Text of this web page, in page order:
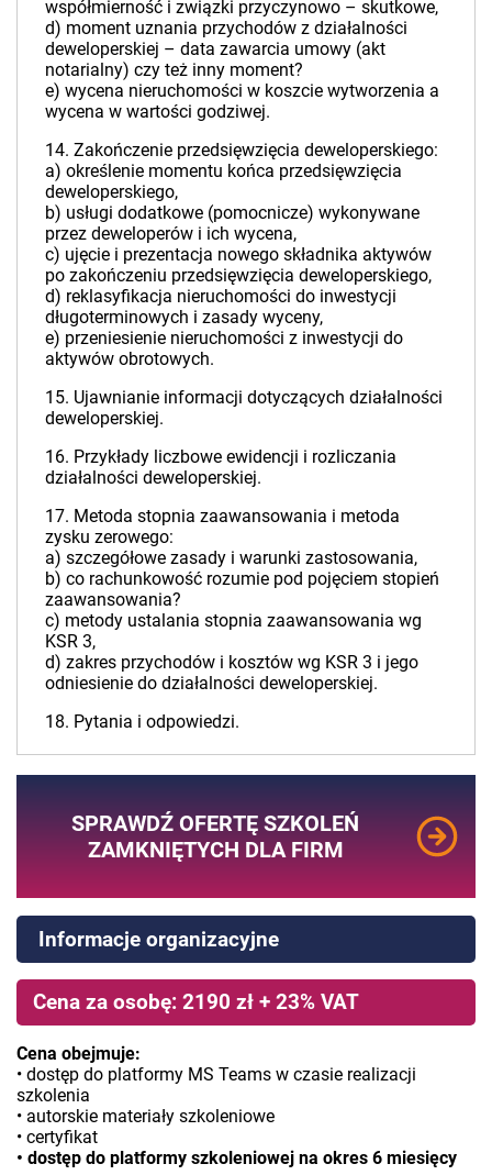
współmierność i związki przyczynowo – skutkowe,
d) moment uznania przychodów z działalności
deweloperskiej – data zawarcia umowy (akt
notarialny) czy też inny moment?
e) wycena nieruchomości w koszcie wytworzenia a
wycena w wartości godziwej.
14. Zakończenie przedsięwzięcia deweloperskiego:
a) określenie momentu końca przedsięwzięcia
deweloperskiego,
b) usługi dodatkowe (pomocnicze) wykonywane
przez deweloperów i ich wycena,
c) ujęcie i prezentacja nowego składnika aktywów
po zakończeniu przedsięwzięcia deweloperskiego,
d) reklasyfikacja nieruchomości do inwestycji
długoterminowych i zasady wyceny,
e) przeniesienie nieruchomości z inwestycji do
aktywów obrotowych.
15. Ujawnianie informacji dotyczących działalności
deweloperskiej.
16. Przykłady liczbowe ewidencji i rozliczania
działalności deweloperskiej.
17. Metoda stopnia zaawansowania i metoda
zysku zerowego:
a) szczegółowe zasady i warunki zastosowania,
b) co rachunkowość rozumie pod pojęciem stopień
zaawansowania?
c) metody ustalania stopnia zaawansowania wg
KSR 3,
d) zakres przychodów i kosztów wg KSR 3 i jego
odniesienie do działalności deweloperskiej.
18. Pytania i odpowiedzi.
SPRAWDŹ OFERTĘ SZKOLEŃ
ZAMKNIĘTYCH DLA FIRM
Informacje organizacyjne
Cena za osobę: 2190 zł + 23% VAT
Cena obejmuje:
• dostęp do platformy MS Teams w czasie realizacji
szkolenia
• autorskie materiały szkoleniowe
• certyfikat
• dostęp do platformy szkoleniowej na okres 6 miesięcy